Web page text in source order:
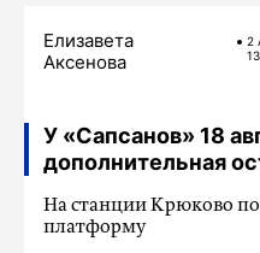
Елизавета
Аксенова
2
У «Сапсанов» 18
дополнительная
На станции Крюково
платформу